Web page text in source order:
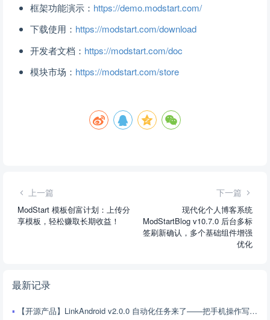
框架功能演示： https://demo.modstart.com/
下载使用： https://modstart.com/download
开发者文档： https://modstart.com/doc
模块市场： https://modstart.com/store
上一篇
ModStart 模板创富计划：上传分
享模板，轻松赚取长期收益！
下一篇
现代化个人博客系统
ModStartBlog v10.7.0 后台多标
签刷新确认，多个基础组件增强
优化
最新记录
【开源产品】LinkAndroid v2.0.0 自动化任务来了——把手机操作写成代码，让 AI 帮你跑